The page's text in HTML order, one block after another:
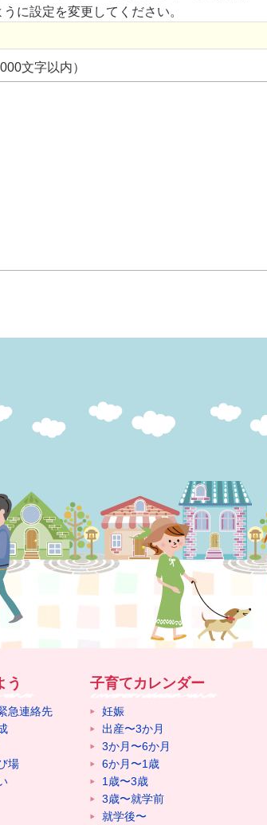
に設定を変更してください。
文字以内）
う
急連絡先
場
子育てカレンダー
妊娠
出産〜3か月
3か月〜6か月
6か月〜1歳
1歳〜3歳
3歳〜就学前
就学後〜